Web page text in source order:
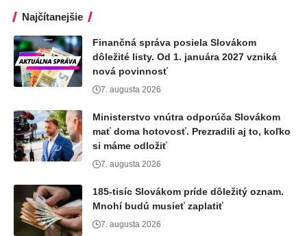
Najčítanejšie
Finančná správa posiela Slovákom
dôležité listy. Od 1. januára 2027 vzniká
nová povinnosť
7. augusta 2026
Ministerstvo vnútra odporúča Slovákom
mať doma hotovosť. Prezradili aj to, koľko
si máme odložiť
7. augusta 2026
185-tisíc Slovákom príde dôležitý oznam.
Mnohí budú musieť zaplatiť
7. augusta 2026